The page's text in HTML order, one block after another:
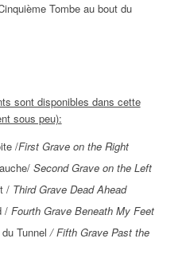
Tombe au bout du
sont disponibles dans cette
sous peu):
/First Grave on the Right
Second Grave on the Left
/ Third Grave Dead Ahead
/ Fourth Grave Beneath My Feet
du Tunnel/ Fifth Grave Past the